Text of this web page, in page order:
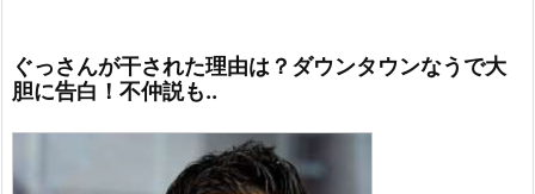
ぐっさんが干された理由は？ダウンタウンなうで大
胆に告白！不仲説も..